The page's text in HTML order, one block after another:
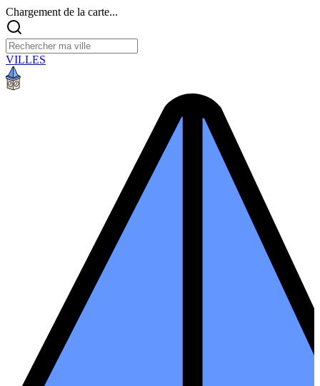
Chargement de la carte...
VILLES